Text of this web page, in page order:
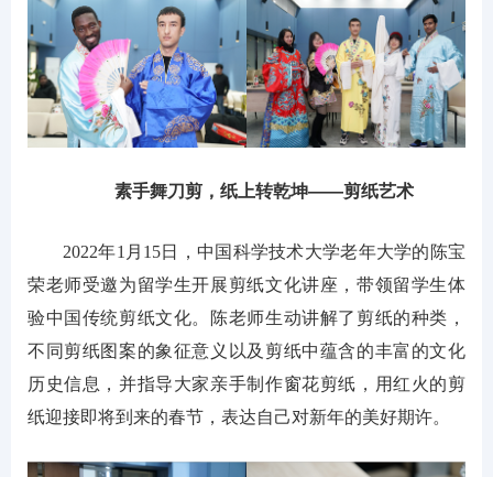
素手舞刀剪，纸上转乾坤——剪纸艺术
2022年1月15日，中国科学技术大学老年大学的陈宝
荣老师受邀为留学生开展剪纸文化讲座，带领留学生体
验中国传统剪纸文化。陈老师生动讲解了剪纸的种类，
不同剪纸图案的象征意义以及剪纸中蕴含的丰富的文化
历史信息，并指导大家亲手制作窗花剪纸，用红火的剪
纸迎接即将到来的春节，表达自己对新年的美好期许。